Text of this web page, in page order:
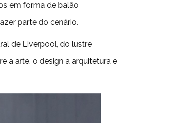
em forma de balão
parte do cenário.
de Liverpool, do lustre
a arte, o design a arquitetura e